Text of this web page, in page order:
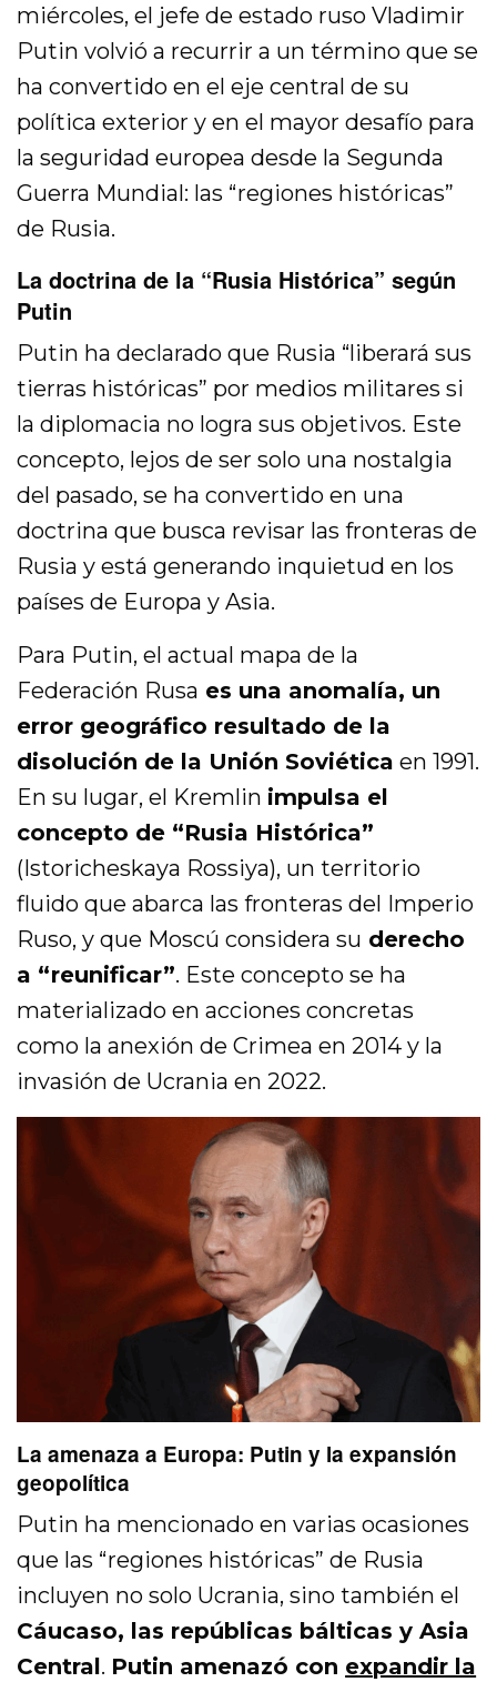
miércoles, el jefe de estado ruso Vladimir
Putin volvió a recurrir a un término que se
ha convertido en el eje central de su
política exterior y en el mayor desafío para
la seguridad europea desde la Segunda
Guerra Mundial: las “regiones históricas”
de Rusia.
La doctrina de la “Rusia Histórica” según
Putin
Putin ha declarado que Rusia “liberará sus
tierras históricas” por medios militares si
la diplomacia no logra sus objetivos. Este
concepto, lejos de ser solo una nostalgia
del pasado, se ha convertido en una
doctrina que busca revisar las fronteras de
Rusia y está generando inquietud en los
países de Europa y Asia.
Para Putin, el actual mapa de la
Federación Rusa es una anomalía, un
error geográfico resultado de la
disolución de la Unión Soviética en 1991.
En su lugar, el Kremlin impulsa el
concepto de “Rusia Histórica”
(Istoricheskaya Rossiya), un territorio
fluido que abarca las fronteras del Imperio
Ruso, y que Moscú considera su derecho
a “reunificar”. Este concepto se ha
materializado en acciones concretas
como la anexión de Crimea en 2014 y la
invasión de Ucrania en 2022.
La amenaza a Europa: Putin y la expansión
geopolítica
Putin ha mencionado en varias ocasiones
que las “regiones históricas” de Rusia
incluyen no solo Ucrania, sino también el
Cáucaso, las repúblicas bálticas y Asia
Central. Putin amenazó con expandir la